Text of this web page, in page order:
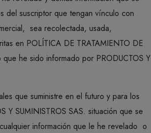
del suscriptor que tengan vínculo con
sea recolectada, usada,
en POLÍTICA DE TRATAMIENTO DE
he sido informado por PRODUCTOS Y
que suministre en el futuro y para los
Y SUMINISTROS SAS. situación que se
información que le he revelado o